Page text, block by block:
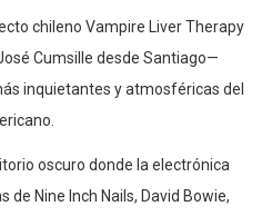
chileno Vampire Liver Therapy
Cumsille desde Santiago—
inquietantes y atmosféricas del
oscuro donde la electrónica
Nine Inch Nails, David Bowie,